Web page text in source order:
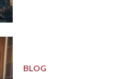
BLOG